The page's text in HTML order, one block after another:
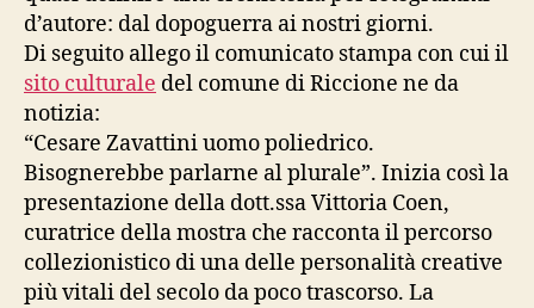
d’autore: dal dopoguerra ai nostri giorni.
Di seguito allego il comunicato stampa con cui il
sito culturale del comune di Riccione ne da
notizia:
“Cesare Zavattini uomo poliedrico.
Bisognerebbe parlarne al plurale”. Inizia così la
presentazione della dott.ssa Vittoria Coen,
curatrice della mostra che racconta il percorso
collezionistico di una delle personalità creative
più vitali del secolo da poco trascorso. La